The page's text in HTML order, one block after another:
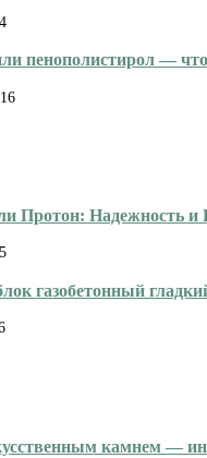
пенополистирол —
Протон: Надежность
газобетонный
камнем —